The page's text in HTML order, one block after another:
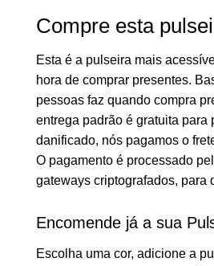
Compre esta
Esta é a pulseira mais
hora de comprar presentes.
pessoas faz quando compra
entrega padrão é gratuita
danificado, nós pagamos o
O pagamento é processado
gateways criptografados, para
Encomende já a sua
Escolha uma cor, adicione a